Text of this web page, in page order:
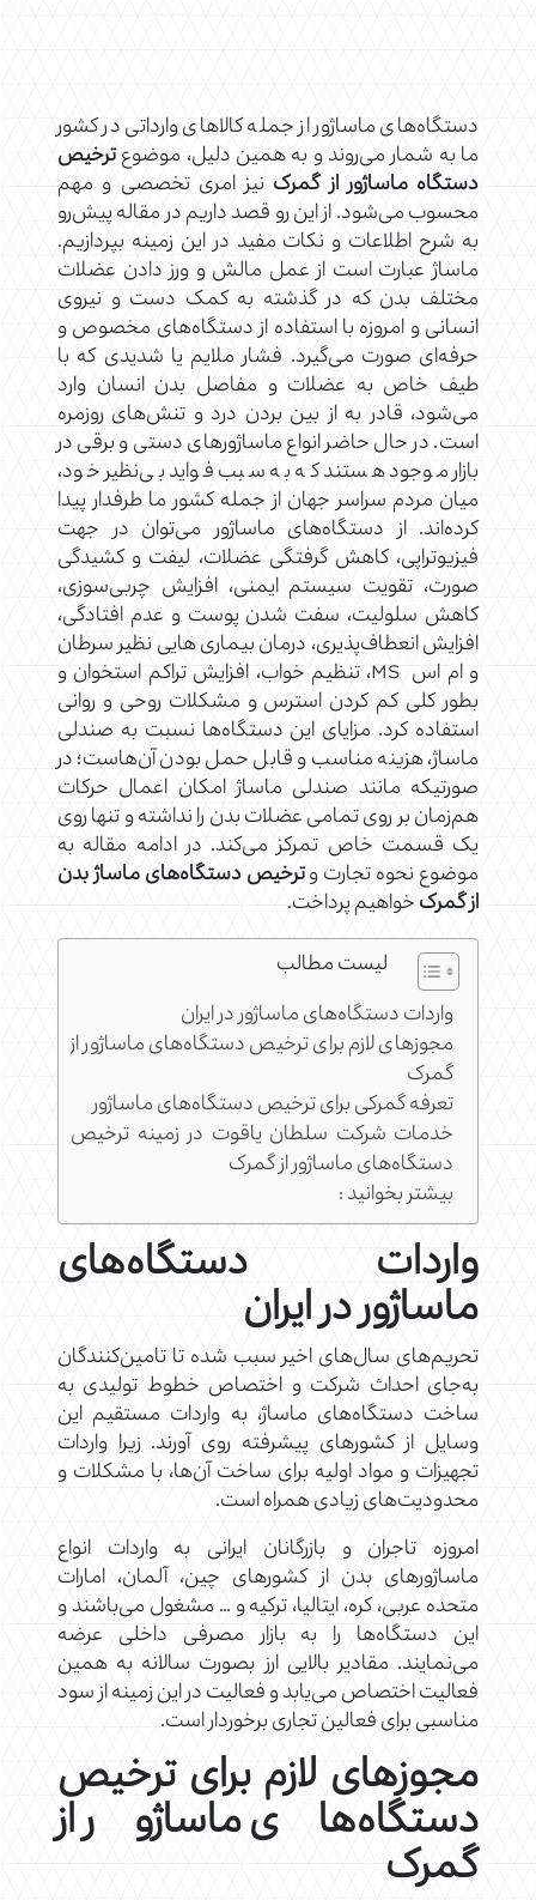
دستگاه‌های ماساژور از جمله کالاهای وارداتی در کشور
ما به شمار می‌روند و به همین دلیل، موضوعترخیص
دستگاه ماساژور از گمرک نیز امری تخصصی و مهم
محسوب می‌شود. از این رو قصد داریم در مقاله پیش‌رو
به شرح اطلاعات و نکات مفید در این زمینه بپردازیم.
ماساژ عبارت است از عمل مالش و ورز دادن عضلات
مختلف بدن که در گذشته به کمک دست و نیروی
انسانی و امروزه با استفاده از دستگاه‌های مخصوص و
حرفه‌ای صورت می‌گیرد. فشار ملایم یا شدیدی که با
طیف خاص به عضلات و مفاصل بدن انسان وارد
می‌شود، قادر به از بین بردن درد و تنش‌های روزمره
است. در حال حاضر انواع ماساژورهای دستی و برقی در
بازار موجود هستند که به سبب فواید بی‌نظیر خود،
میان مردم سراسر جهان از جمله کشور ما طرفدار پیدا
کرده‌اند. از دستگاه‌های ماساژور می‌توان در جهت
فیزیوتراپی، کاهش گرفتگی عضلات، لیفت و کشیدگی
صورت، تقویت سیستم ایمنی، افزایش چربی‌سوزی،
کاهش سلولیت، سفت شدن پوست و عدم افتادگی،
افزایش انعطاف‌پذیری، درمان بیماری هایی نظیر سرطان
و ام اس MS، تنظیم خواب، افزایش تراکم استخوان و
بطور کلی کم‌ کردن استرس و مشکلات روحی و روانی
استفاده کرد. مزایای این دستگاه‌ها نسبت به صندلی
ماساژ، هزینه مناسب و قابل حمل بودن آن‌هاست؛ در
صورتیکه مانند صندلی ماساژ امکان اعمال حرکات
هم‌زمان بر روی تمامی عضلات بدن را نداشته و تنها روی
یک قسمت خاص تمرکز می‌کند. در ادامه مقاله به
موضوع نحوه تجارت وترخیص دستگاه‌های ماساژ بدن
از گمرکخواهیم پرداخت.
لیست مطالب
واردات دستگاه‌های ماساژور در ایران
مجوزهای لازم برای ترخیص دستگاه‌های ماساژور از
گمرک
تعرفه گمرکی برای ترخیص دستگاه‌های ماساژور
خدمات شرکت سلطان یاقوت در زمینه ترخیص
دستگاه‌های ماساژور از گمرک
بیشتر بخوانید :
واردات دستگاه‌های
ماساژور در ایران
تحریم‌های سال‌های اخیر سبب شده تا تامین‌کنندگان
به‌جای احداث شرکت و اختصاص خطوط تولیدی به
ساخت دستگاه‌های ماساژ، به واردات مستقیم این
وسایل از کشورهای پیشرفته روی آورند. زیرا واردات
تجهیزات و مواد اولیه برای ساخت آن‌ها، با مشکلات و
محدودیت‌های زیادی همراه است.
امروزه تاجران و بازرگانان ایرانی به واردات انواع
ماساژورهای بدن از کشورهای چین، آلمان، امارات
متحده عربی، کره، ایتالیا، ترکیه و … مشغول می‌باشند و
این دستگاه‌ها را به بازار مصرفی داخلی عرضه
می‌نمایند. مقادیر بالایی ارز بصورت سالانه به همین
فعالیت اختصاص می‌یابد و فعالیت در این زمینه از سود
مناسبی برای فعالین تجاری برخوردار است.
مجوزهای لازم برای ترخیص
دستگاه‌های ماساژور از
گمرک